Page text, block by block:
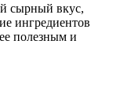
сырный вкус,
ингредиентов
полезным и